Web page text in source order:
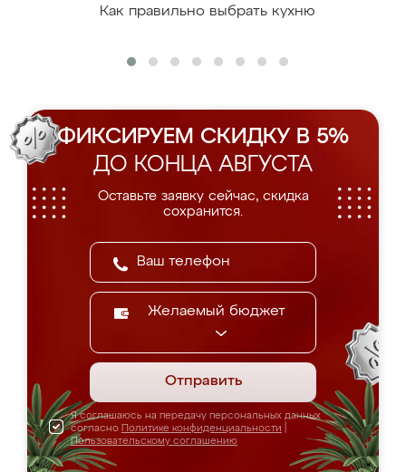
Как правильно выбрать кухню
ФИКСИРУЕМ СКИДКУ В 5%
ДО КОНЦА АВГУСТА
Оставьте заявку сейчас, скидка
сохранится.
Желаемый бюджет
Отправить
Я соглашаюсь на передачу персональных данных
согласно Политике конфиденциальности
Пользовательскому соглашению